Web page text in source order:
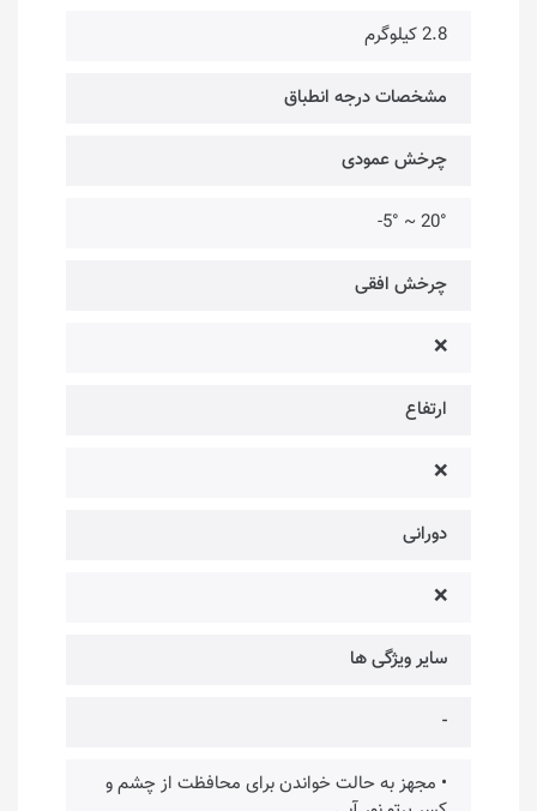
2.8 کیلوگرم
مشخصات درجه انطباق
چرخش عمودی
20° ~ 5°-
چرخش افقی
❌
ارتفاع
❌
دورانی
❌
سایر ویژگی ها
-
• مجهز به حالت خواندن برای محافظت از چشم و